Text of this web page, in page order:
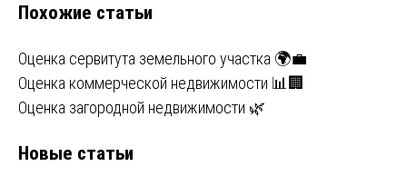
записям
Похожие статьи
Оценка сервитута земельного участка 🌍💼
Оценка коммерческой недвижимости 📊🏢
Оценка загородной недвижимости 🌿
Новые статьи